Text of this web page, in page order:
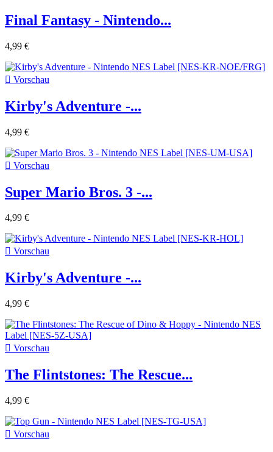
Final Fantasy - Nintendo...
4,99 €
 Vorschau
Kirby's Adventure -...
4,99 €
 Vorschau
Super Mario Bros. 3 -...
4,99 €
 Vorschau
Kirby's Adventure -...
4,99 €
 Vorschau
The Flintstones: The Rescue...
4,99 €
 Vorschau